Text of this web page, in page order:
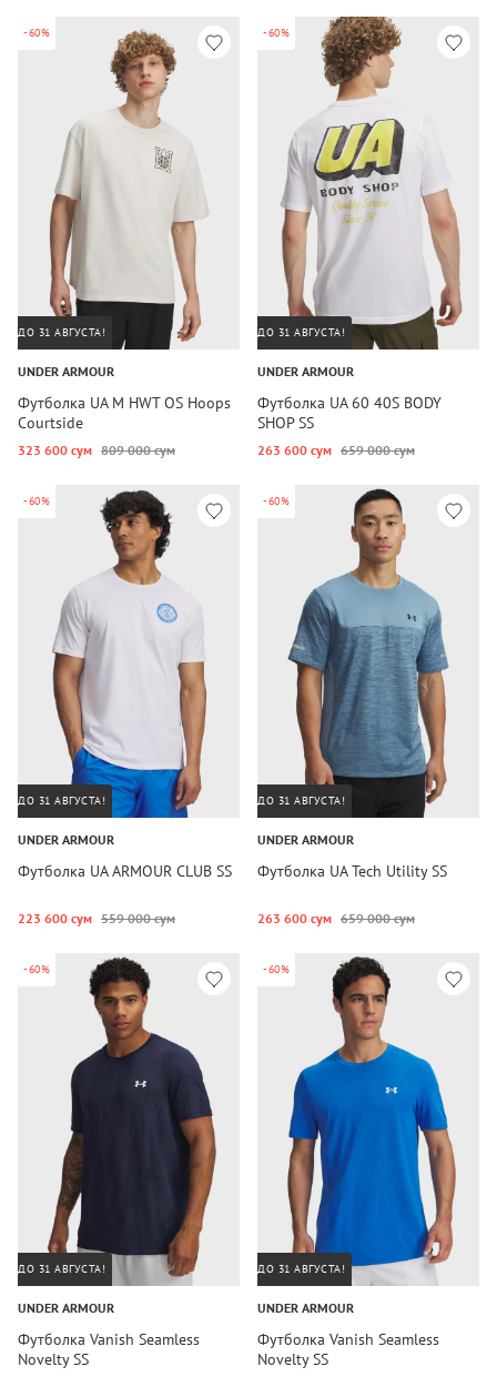
-60%
ДО 31 АВГУСТА!
UNDER ARMOUR
Футболка UA M HWT OS Hoops
Courtside
323 600 сум 809 000 сум
-60%
ДО 31 АВГУСТА!
UNDER ARMOUR
Футболка UA 60 40S BODY
SHOP SS
263 600 сум 659 000 сум
-60%
ДО 31 АВГУСТА!
UNDER ARMOUR
Футболка UA ARMOUR CLUB SS
223 600 сум 559 000 сум
-60%
ДО 31 АВГУСТА!
UNDER ARMOUR
Футболка UA Tech Utility SS
263 600 сум 659 000 сум
-60%
ДО 31 АВГУСТА!
UNDER ARMOUR
Футболка Vanish Seamless
Novelty SS
-60%
ДО 31 АВГУСТА!
UNDER ARMOUR
Футболка Vanish Seamless
Novelty SS